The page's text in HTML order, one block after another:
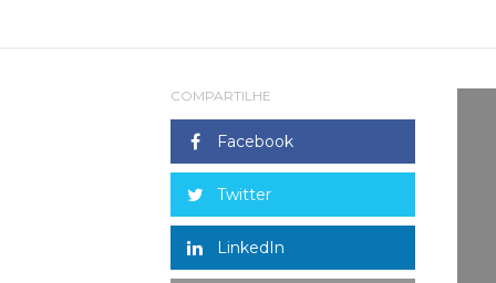
COMPARTILHE
Facebook
Twitter
LinkedIn